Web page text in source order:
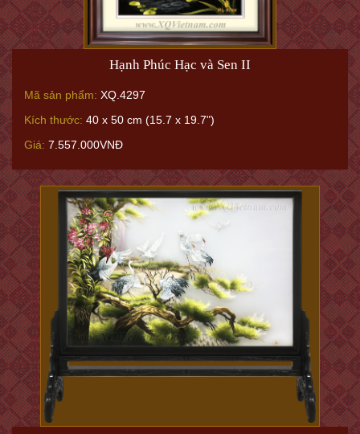
Hạnh Phúc Hạc và Sen II
Mã sản phẩm: XQ.4297
Kích thước: 40 x 50 cm (15.7 x 19.7")
Giá: 7.557.000VNĐ